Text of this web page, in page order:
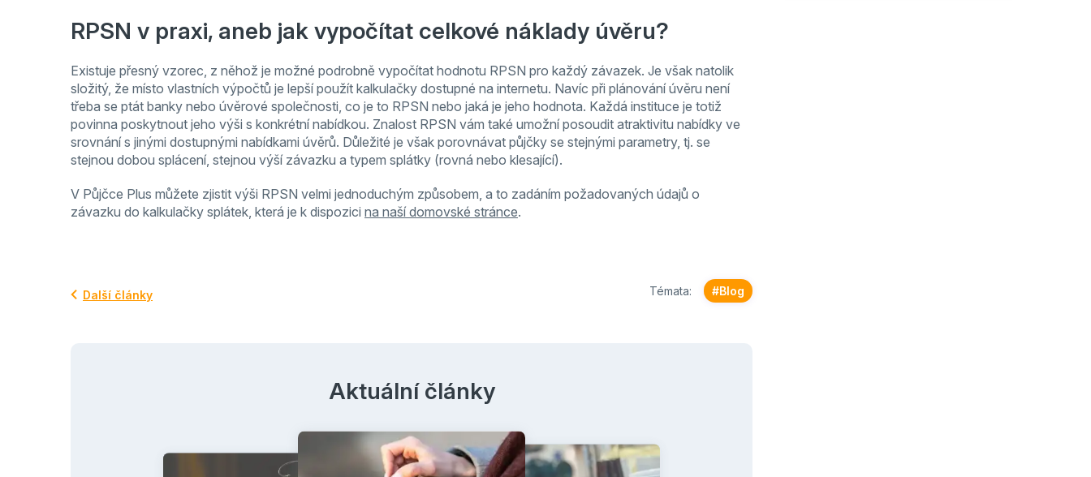
RPSN v praxi, aneb jak vypočítat celkové náklady úvěru?
Existuje přesný vzorec, z něhož je možné podrobně vypočítat hodnotu RPSN pro každý závazek. Je však natolik
složitý, že místo vlastních výpočtů je lepší použít kalkulačky dostupné na internetu. Navíc při plánování úvěru není
třeba se ptát banky nebo úvěrové společnosti, co je to RPSN nebo jaká je jeho hodnota. Každá instituce je totiž
povinna poskytnout jeho výši s konkrétní nabídkou. Znalost RPSN vám také umožní posoudit atraktivitu nabídky ve
srovnání s jinými dostupnými nabídkami úvěrů. Důležité je však porovnávat půjčky se stejnými parametry, tj. se
stejnou dobou splácení, stejnou výší závazku a typem splátky (rovná nebo klesající).
V Půjčce Plus můžete zjistit výši RPSN velmi jednoduchým způsobem, a to zadáním požadovaných údajů o
závazku do kalkulačky splátek, která je k dispozici na naší domovské stránce.
Další články Témata: #Blog
Aktuální články